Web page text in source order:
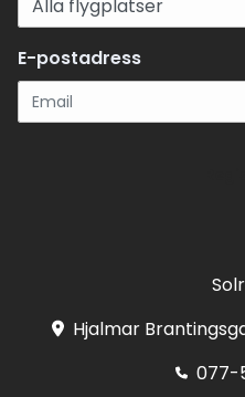
E-postadress
Hjalmar
077-